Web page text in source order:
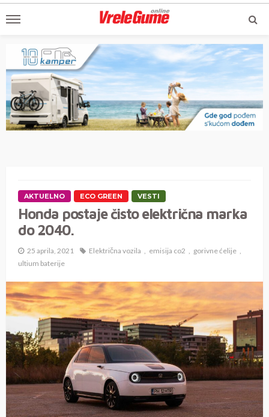
AKTUELNO ECO GREEN VESTI
Honda postaje čisto električna marka
do 2040.
25 aprila, 2021 Električna vozila emisija co2
gorivne ćelije
ultium baterije